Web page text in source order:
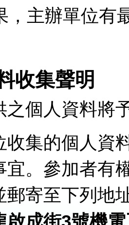
，主辦單位有
收集聲明
之個人資料將
收集的個人資
宜。參加者有
郵寄至下列地